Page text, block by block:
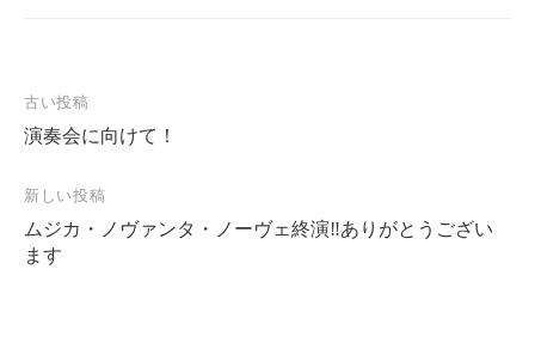
投
稿
ナ
ビ
ゲ
古い投稿
演奏会に向けて！
新しい投稿
ムジカ・ノヴァンタ・ノーヴェ終演‼ありがとうござい
ます